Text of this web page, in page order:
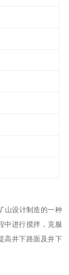
山设计制造的一种
中进行搅拌，克服
高井下路面及井下